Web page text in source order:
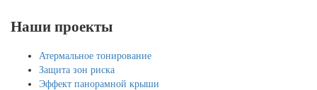
Наши проекты
Атермальное тонирование
Защита зон риска
Эффект панорамной крыши